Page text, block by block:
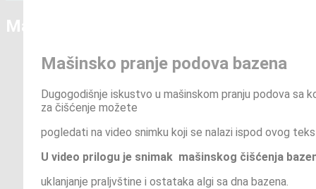
Mašinsko pranje objekata
Mašinsko pranje podova bazena
Dugogodišnje iskustvo u mašinskom pranju podova sa
za čišćenje možete
pogledati na video snimku koji se nalazi ispod ovog
U video prilogu je snimak mašinskog čišćenja
uklanjanje praljvštine i ostataka algi sa dna bazena.